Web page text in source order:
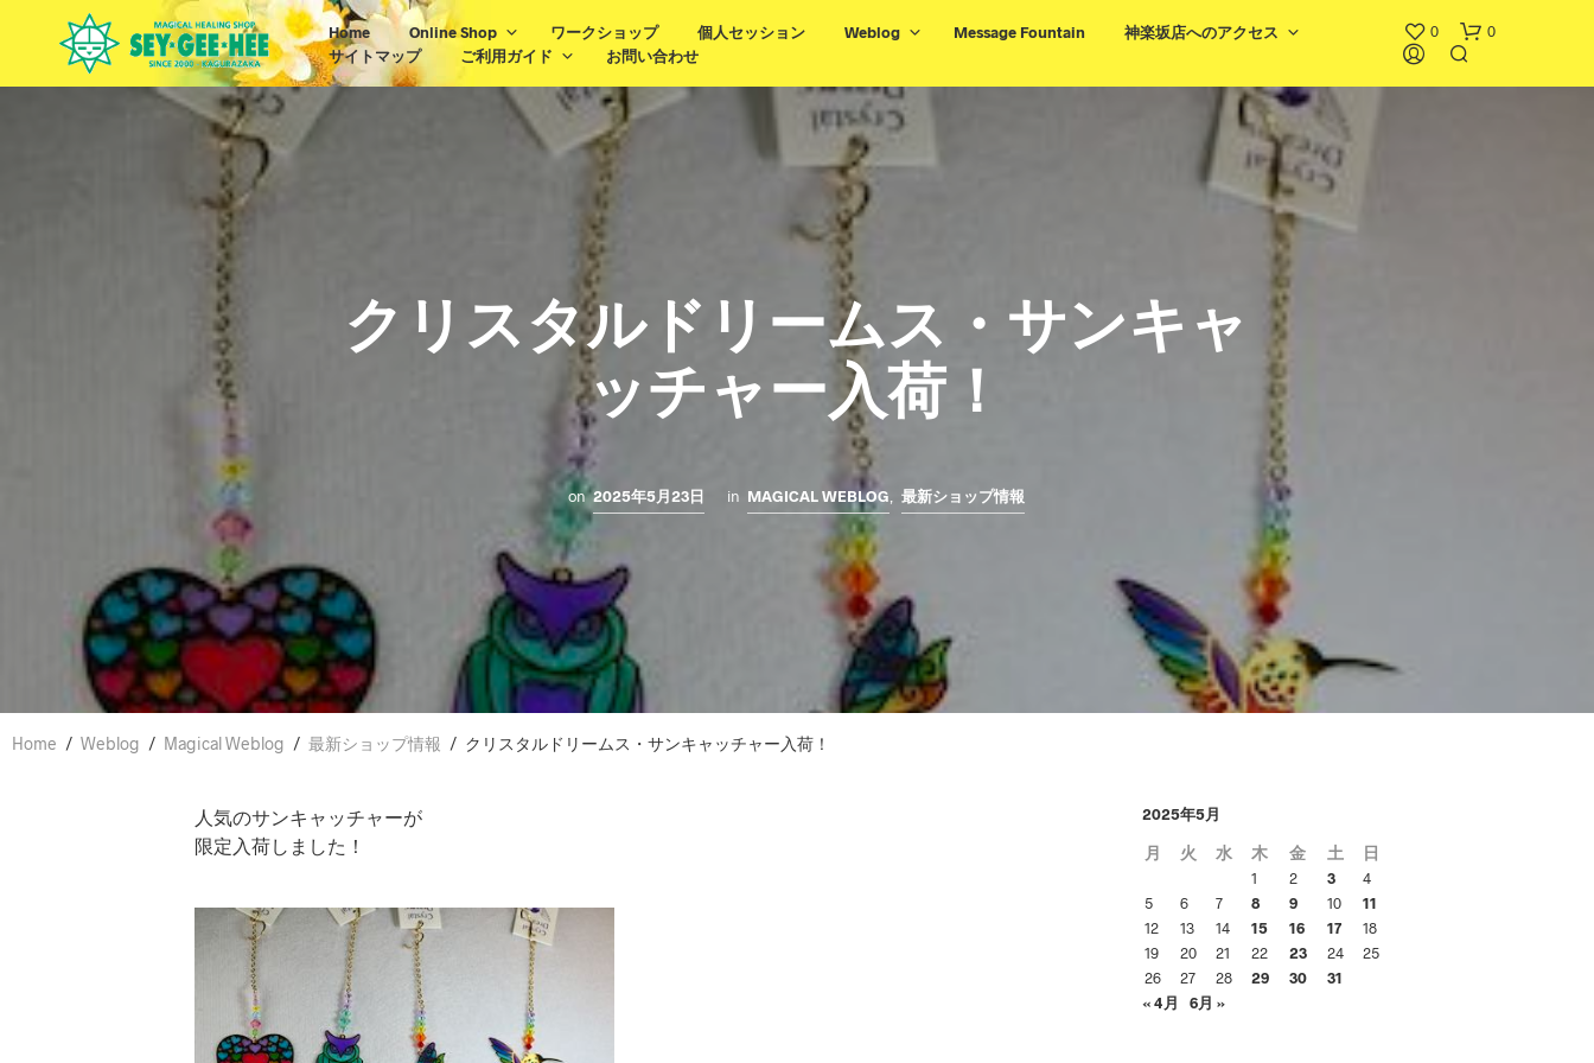
Home Online Shop ワークショップ 個人セッション Weblog Message Fountain
神楽坂店へのアクセス
サイトマップ
ご利用ガイド お問い合わせ
0 0
クリスタルドリームス・サンキャ
ッチャー入荷！
on 2025年5月23日 in MAGICAL WEBLOG 最新ショップ情報
Home / Weblog / Magical Weblog / 最新ショップ情報 / クリスタルドリームス・サンキャッチャー入荷！
人気のサンキャッチャーが
限定入荷しました！
2025年5月
月 火 水 木 金 土 日
1 2 3
4
5
6 7 8 9 10
11
12
13 14 15 16 17
18
19
20 21 22 23 24
25
26
27 28 29 30
31
« 4月
6月 »